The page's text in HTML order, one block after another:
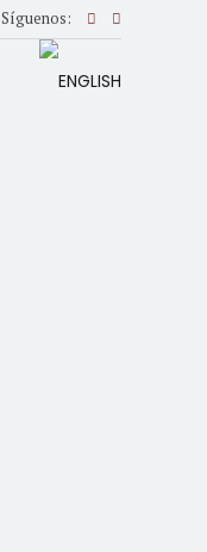
Síguenos: